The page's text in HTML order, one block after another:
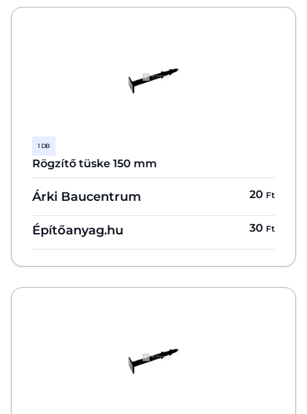
1 DB
Rögzítő tüske 150 mm
Árki Baucentrum 20 Ft
Építőanyag.hu 30 Ft